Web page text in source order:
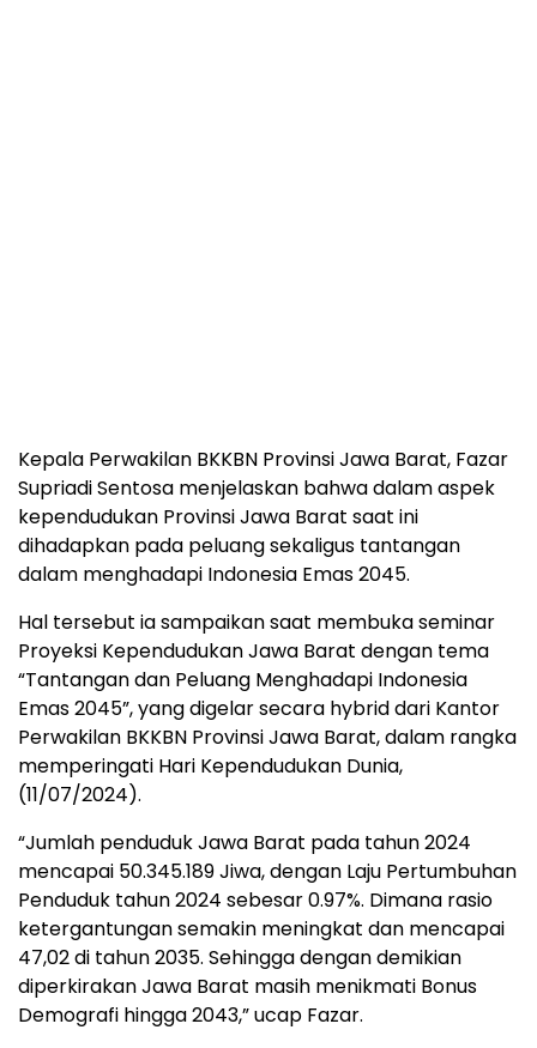
Kepala Perwakilan BKKBN Provinsi Jawa Barat, Fazar
Supriadi Sentosa menjelaskan bahwa dalam aspek
kependudukan Provinsi Jawa Barat saat ini
dihadapkan pada peluang sekaligus tantangan
dalam menghadapi Indonesia Emas 2045.
Hal tersebut ia sampaikan saat membuka seminar
Proyeksi Kependudukan Jawa Barat dengan tema
“Tantangan dan Peluang Menghadapi Indonesia
Emas 2045”, yang digelar secara hybrid dari Kantor
Perwakilan BKKBN Provinsi Jawa Barat, dalam rangka
memperingati Hari Kependudukan Dunia,
(11/07/2024).
“Jumlah penduduk Jawa Barat pada tahun 2024
mencapai 50.345.189 Jiwa, dengan Laju Pertumbuhan
Penduduk tahun 2024 sebesar 0.97%. Dimana rasio
ketergantungan semakin meningkat dan mencapai
47,02 di tahun 2035. Sehingga dengan demikian
diperkirakan Jawa Barat masih menikmati Bonus
Demografi hingga 2043,” ucap Fazar.